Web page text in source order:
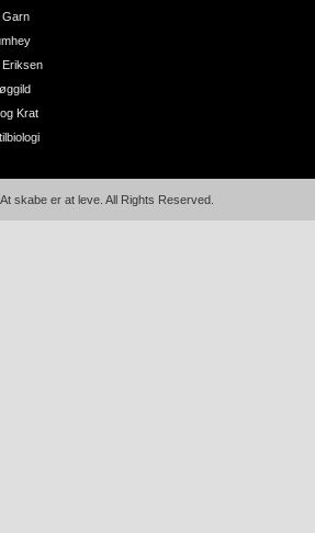
Garn
Eriksen
Krat
skabe er at leve. All Rights Reserved.